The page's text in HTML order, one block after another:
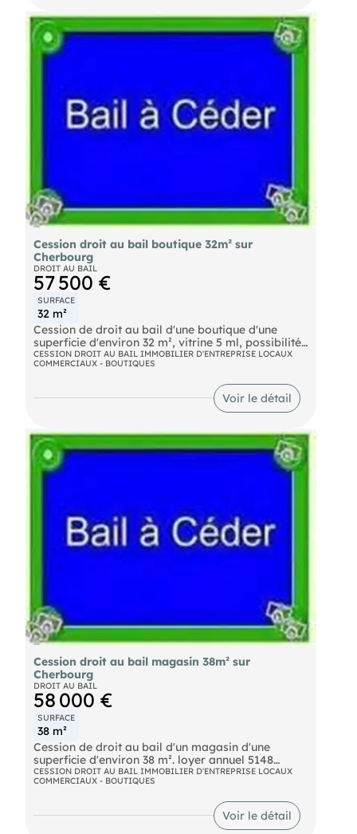
Cession droit au bail boutique 32m² sur
Cherbourg
DROIT AU BAIL
57 500 €
SURFACE
32 m²
Cession de droit au bail d'une boutique d'une
superficie d'environ 32 m², vitrine 5 ml, possibilité
d'un logement, emplacement n° 1. Nous consulter.
CESSION DROIT AU BAIL IMMOBILIER D'ENTREPRISE LOCAUX
COMMERCIAUX - BOUTIQUES
Voir le détail
Cession droit au bail magasin 38m² sur
Cherbourg
DROIT AU BAIL
58 000 €
SURFACE
38 m²
Cession de droit au bail d'un magasin d'une
superficie d'environ 38 m². loyer annuel 5148
euros.Nous consulter
CESSION DROIT AU BAIL IMMOBILIER D'ENTREPRISE LOCAUX
COMMERCIAUX - BOUTIQUES
Voir le détail